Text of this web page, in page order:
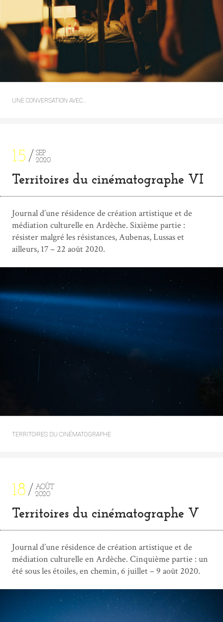
UNE CONVERSATION AVEC…
15
SEP
2020
Territoires du cinématographe VI
Journal d’une résidence de création artistique et de
médiation culturelle en Ardèche. Sixième partie :
résister malgré les résistances, Aubenas, Lussas et
ailleurs, 17 – 22 août 2020.
TERRITOIRES DU CINÉMATOGRAPHE
18
AOÛT
2020
Territoires du cinématographe V
Journal d’une résidence de création artistique et de
médiation culturelle en Ardèche. Cinquième partie : un
été sous les étoiles, en chemin, 6 juillet – 9 août 2020.